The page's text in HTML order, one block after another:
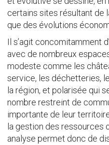
certains sites résultant de
que des évolutions
Il s’agit concomitamment
avec de nombreux
modeste comme les
service, les déchetteries,
la région, et polarisée qui
nombre restreint de
importante de leur territoire
la gestion des ressources
analyse permet donc de